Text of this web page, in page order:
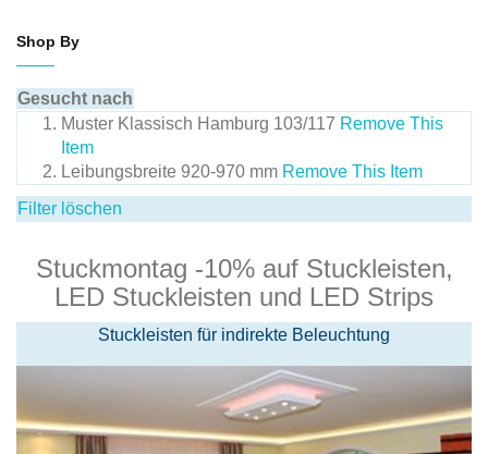
Shop By
Gesucht nach
Muster Klassisch Hamburg 103/117 Remove This
Item
Leibungsbreite 920-970 mm Remove This Item
Filter löschen
Stuckmontag -10% auf Stuckleisten,
LED Stuckleisten und LED Strips
Stuckleisten für indirekte Beleuchtung